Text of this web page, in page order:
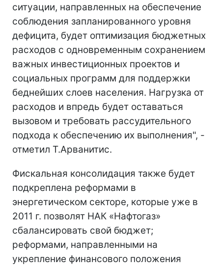
ситуации, направленных на обеспечение
соблюдения запланированного уровня
дефицита, будет оптимизация бюджетных
расходов с одновременным сохранением
важных инвестиционных проектов и
социальных программ для поддержки
беднейших слоев населения. Нагрузка от
расходов и впредь будет оставаться
вызовом и требовать рассудительного
подхода к обеспечению их выполнения", -
отметил Т.Арванитис.
Фискальная консолидация также будет
подкреплена реформами в
энергетическом секторе, которые уже в
2011 г. позволят НАК «Нафтогаз»
сбалансировать свой бюджет;
реформами, направленными на
укрепление финансового положения